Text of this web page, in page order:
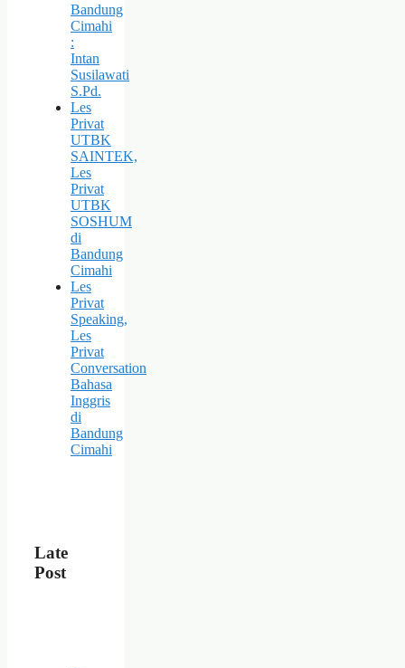
Bandung
Cimahi
:
Intan
Susilawati
S.Pd.
Les
Privat
UTBK
SAINTEK,
Les
Privat
UTBK
SOSHUM
di
Bandung
Cimahi
Les
Privat
Speaking,
Les
Privat
Conversation
Bahasa
Inggris
di
Bandung
Cimahi
Late
Post